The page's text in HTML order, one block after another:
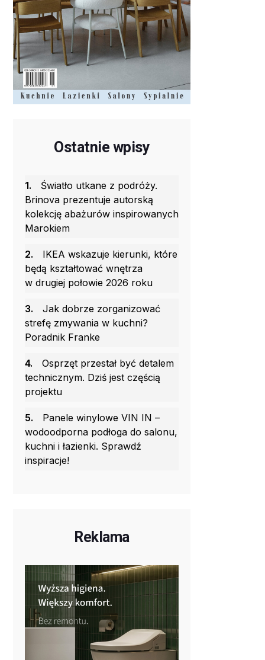
Ostatnie wpisy
1.
Światło utkane z podróży.
Brinova prezentuje autorską
kolekcję abażurów inspirowanych
Marokiem
2.
IKEA wskazuje kierunki, które
będą kształtować wnętrza
w drugiej połowie 2026 roku
3.
Jak dobrze zorganizować
strefę zmywania w kuchni?
Poradnik Franke
4.
Osprzęt przestał być detalem
technicznym. Dziś jest częścią
projektu
5.
Panele winylowe VIN IN –
wodoodporna podłoga do salonu,
kuchni i łazienki. Sprawdź
inspiracje!
Reklama